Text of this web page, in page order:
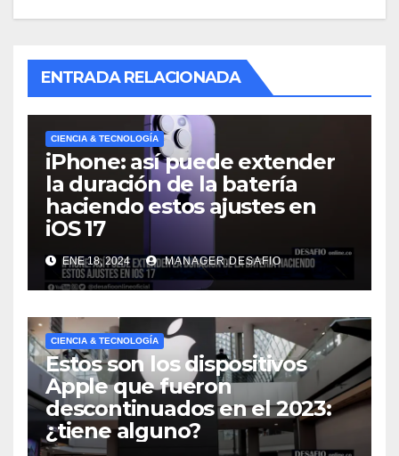
ENTRADA RELACIONADA
CIENCIA & TECNOLOGÍA
iPhone: así puede extender
la duración de la batería
haciendo estos ajustes en
iOS 17
ENE 18, 2024 MANAGER.DESAFIO
CIENCIA & TECNOLOGÍA
Estos son los dispositivos
Apple que fueron
descontinuados en el 2023:
¿tiene alguno?